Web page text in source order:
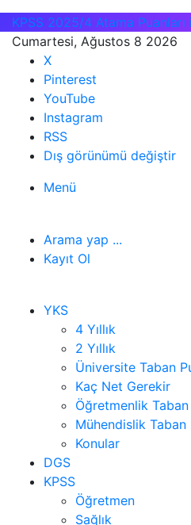
KPSS 2025/4 Atama
Cumartesi, Ağustos 8 2026
X
Pinterest
YouTube
Instagram
RSS
Dış görünümü değiştir
Menü
Arama yap ...
Kayıt Ol
YKS
4 Yıllık
2 Yıllık
Üniversite Taban
Kaç Net Gerekir
Öğretmenlik Taban
Mühendislik Taban
Konular
DGS
KPSS
Öğretmen
Sağlık